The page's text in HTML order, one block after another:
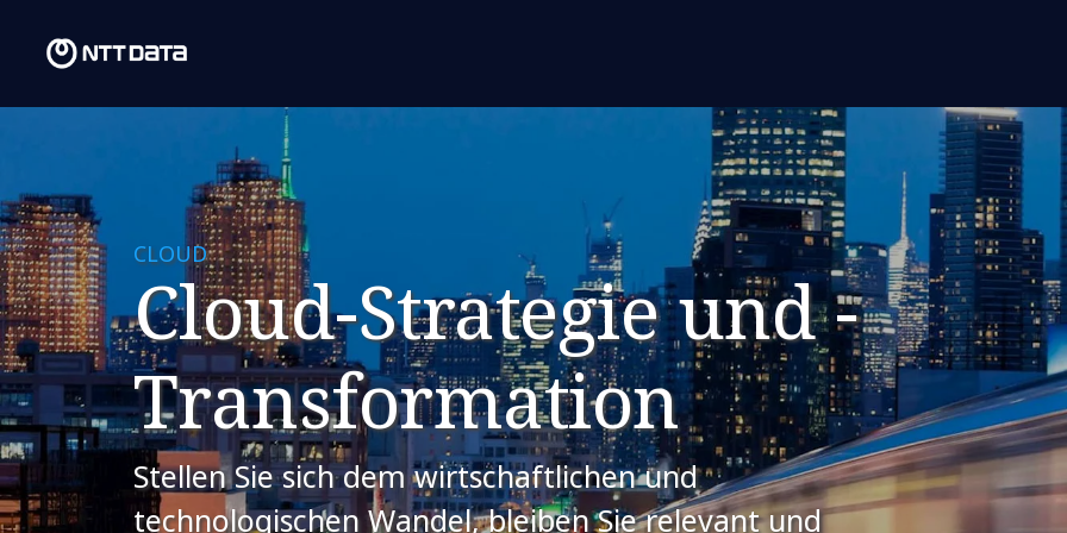
CLOUD
Cloud-Strategie und -
Transformation
Stellen Sie sich dem wirtschaftlichen und
technologischen Wandel, bleiben Sie relevant und